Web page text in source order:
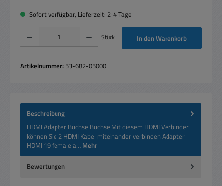
Sofort verfügbar, Lieferzeit: 2-4 Tage
Produkt Anzahl: Gib den gewünschten Wert ein oder benutze die Schaltflächen um
Stück In den Warenkorb
Artikelnummer: 53-682-05000
Beschreibung
HDMI Adapter Buchse Buchse Mit diesem HDMI Verbinder
können Sie 2 HDMI Kabel miteinander verbinden Adapter
HDMI 19 female a… Mehr
Bewertungen